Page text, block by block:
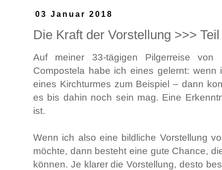
03 Januar 2018
Die Kraft der Vorstellung >>>
Auf meiner 33-tägigen Pilgerreise
Compostela habe ich eines gelernt:
eines Kirchturmes zum Beispiel – dann
es bis dahin noch sein mag. Eine
ist.
Wenn ich also eine bildliche Vorstellung
möchte, dann besteht eine gute Chance,
können. Je klarer die Vorstellung, desto